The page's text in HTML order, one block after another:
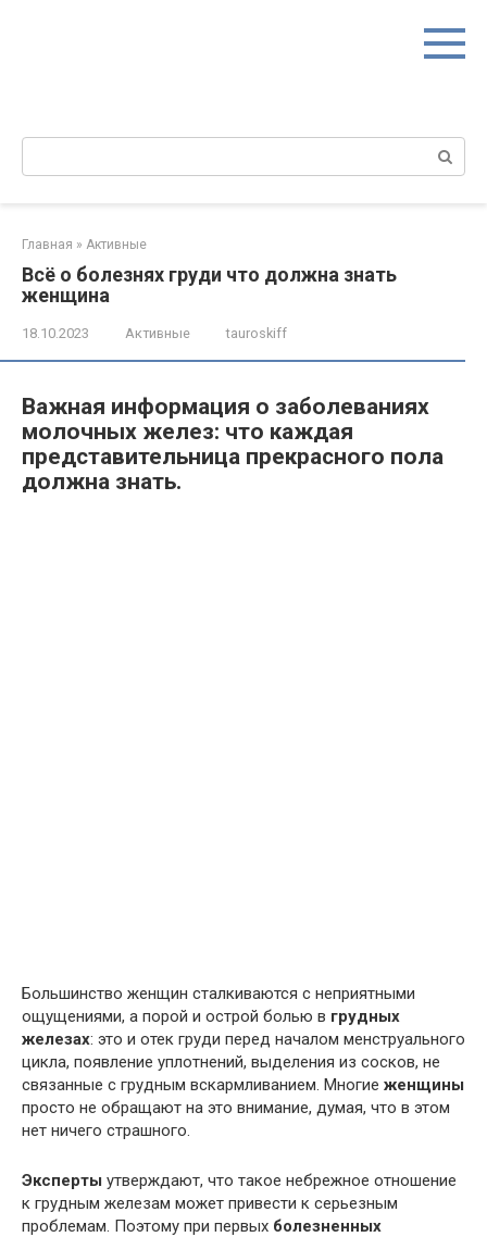
Поиск:
Главная » Активные
Всё о болезнях груди что должна знать
женщина
18.10.2023 Активные tauroskiff
Важная информация о заболеваниях
молочных желез: что каждая
представительница прекрасного пола
должна знать.
Большинство женщин сталкиваются с неприятными
ощущениями, а порой и острой болью в грудных
железах: это и отек груди перед началом менструального
цикла, появление уплотнений, выделения из сосков, не
связанные с грудным вскармливанием. Многие женщины
просто не обращают на это внимание, думая, что в этом
нет ничего страшного.
Эксперты утверждают, что такое небрежное отношение
к грудным железам может привести к серьезным
проблемам. Поэтому при первых болезненных